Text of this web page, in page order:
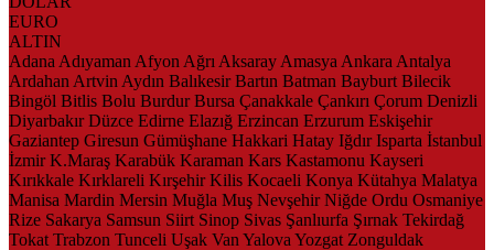
EURO
ALTIN
Adana Adıyaman Afyon Ağrı Aksaray Amasya Ankara Antalya
Ardahan Artvin Aydın Balıkesir Bartın Batman Bayburt Bilecik
Bingöl Bitlis Bolu Burdur Bursa Çanakkale Çankırı Çorum Denizli
Diyarbakır Düzce Edirne Elazığ Erzincan Erzurum Eskişehir
Gaziantep Giresun Gümüşhane Hakkari Hatay Iğdır Isparta İstanbul
İzmir K.Maraş Karabük Karaman Kars Kastamonu Kayseri
Kırıkkale Kırklareli Kırşehir Kilis Kocaeli Konya Kütahya Malatya
Manisa Mardin Mersin Muğla Muş Nevşehir Niğde Ordu Osmaniye
Rize Sakarya Samsun Siirt Sinop Sivas Şanlıurfa Şırnak Tekirdağ
Tokat Trabzon Tunceli Uşak Van Yalova Yozgat Zonguldak